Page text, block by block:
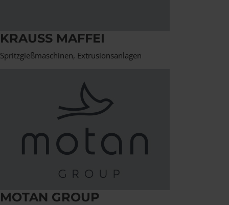
KRAUSS MAFFEI
Spritzgießmaschinen, Extrusionsanlagen
MOTAN GROUP